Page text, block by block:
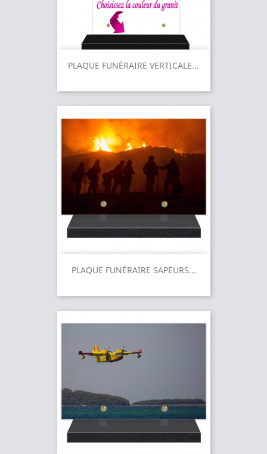
PLAQUE FUNÉRAIRE VERTICALE...
PLAQUE FUNÉRAIRE SAPEURS...